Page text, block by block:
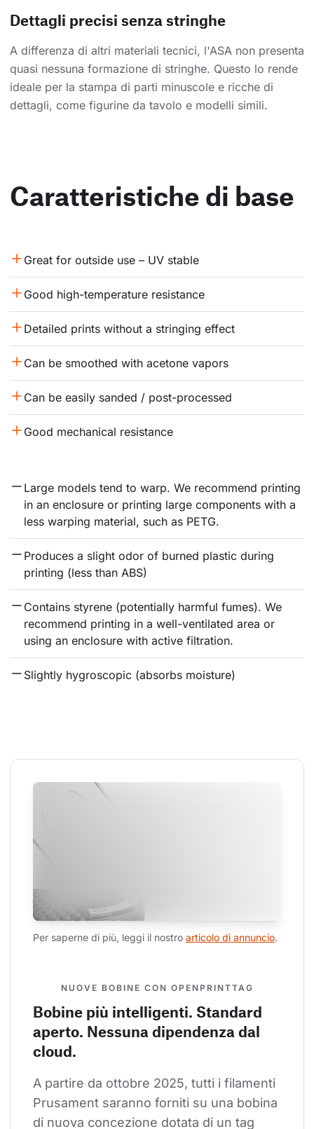
Dettagli precisi senza stringhe
A differenza di altri materiali tecnici, l'ASA non presenta
quasi nessuna formazione di stringhe. Questo lo rende
ideale per la stampa di parti minuscole e ricche di
dettagli, come figurine da tavolo e modelli simili.
Caratteristiche di base
Great for outside use – UV stable
Good high-temperature resistance
Detailed prints without a stringing effect
Can be smoothed with acetone vapors
Can be easily sanded / post-processed
Good mechanical resistance
Large models tend to warp. We recommend printing
in an enclosure or printing large components with a
less warping material, such as PETG.
Produces a slight odor of burned plastic during
printing (less than ABS)
Contains styrene (potentially harmful fumes). We
recommend printing in a well-ventilated area or
using an enclosure with active filtration.
Slightly hygroscopic (absorbs moisture)
Per saperne di più, leggi il nostro articolo di annuncio.
NUOVE BOBINE CON OPENPRINTTAG
Bobine più intelligenti. Standard
aperto. Nessuna dipendenza dal
cloud.
A partire da ottobre 2025, tutti i filamenti
Prusament saranno forniti su una bobina
di nuova concezione dotata di un tag